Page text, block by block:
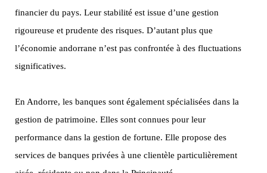
financier du pays. Leur stabilité est issue d’une gestion
rigoureuse et prudente des risques. D’autant plus que
l’économie andorrane n’est pas confrontée à des fluctuations
significatives.
En Andorre, les banques sont également spécialisées dans la
gestion de patrimoine. Elles sont connues pour leur
performance dans la gestion de fortune. Elle propose des
services de banques privées à une clientèle particulièrement